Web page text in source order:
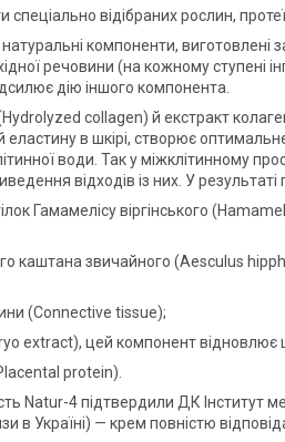
відібраних рослин,
компоненти,
речовини (на кожному ступені
дію іншого компонента.
(Hydrolyzed collagen) й екстракт
еластину в шкірі, створює
води. Так у міжклітинному
відходів із них. У
Гамамелісу віргінського
каштана звичайного (Aesculus
(Connective tissue);
extract), цей компонент відновлює
protein).
Natur-4 підтвердили ДК
в Україні) — крем повністю